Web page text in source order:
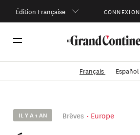
Édition Française CONNEXION
Français Español
IL Y A 1 AN Brèves Europe